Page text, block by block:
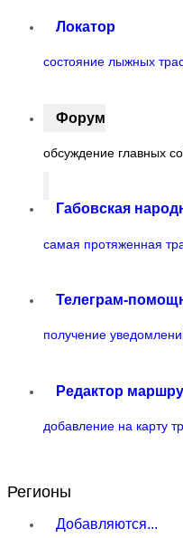
Локатор
состояние лыжных
Форум
обсуждение главных
Габовская
самая протяженная
Телеграм-
получение
Редактор
добавление на карту
Регионы
Добавляются...